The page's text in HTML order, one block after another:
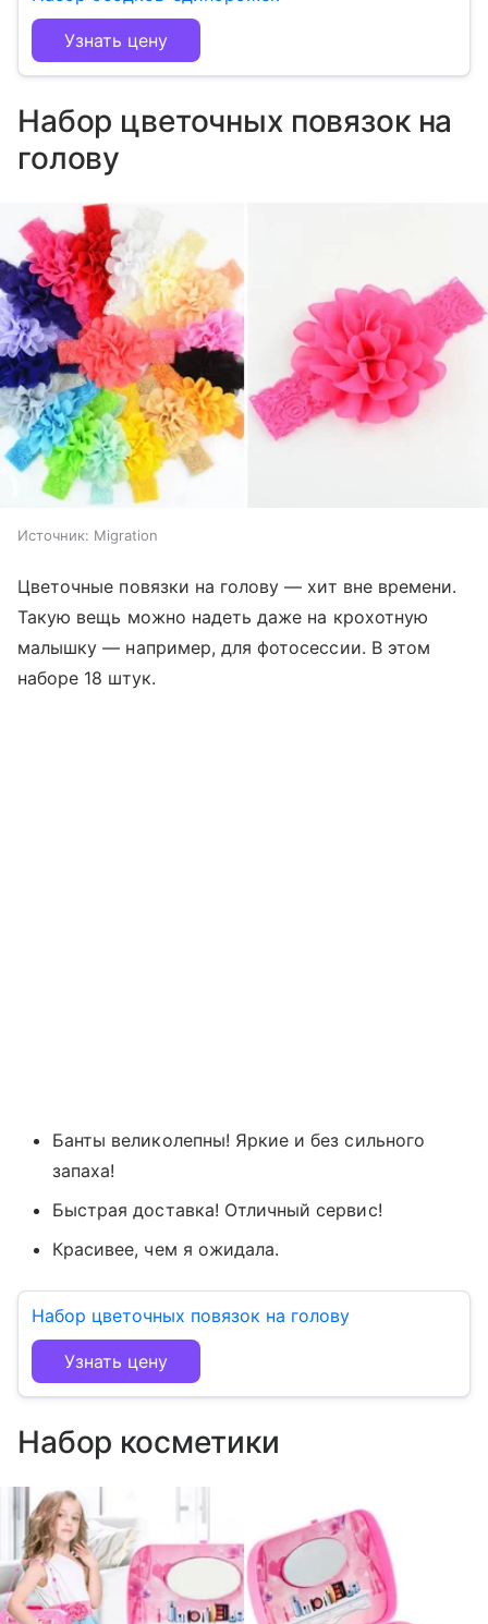
Узнать цену
Набор цветочных повязок на
голову
Источник: Migration
Цветочные повязки на голову — хит вне времени.
Такую вещь можно надеть даже на крохотную
малышку — например, для фотосессии. В этом
наборе 18 штук.
Банты великолепны! Яркие и без сильного
запаха!
Быстрая доставка! Отличный сервис!
Красивее, чем я ожидала.
Набор цветочных повязок на голову
Узнать цену
Набор косметики